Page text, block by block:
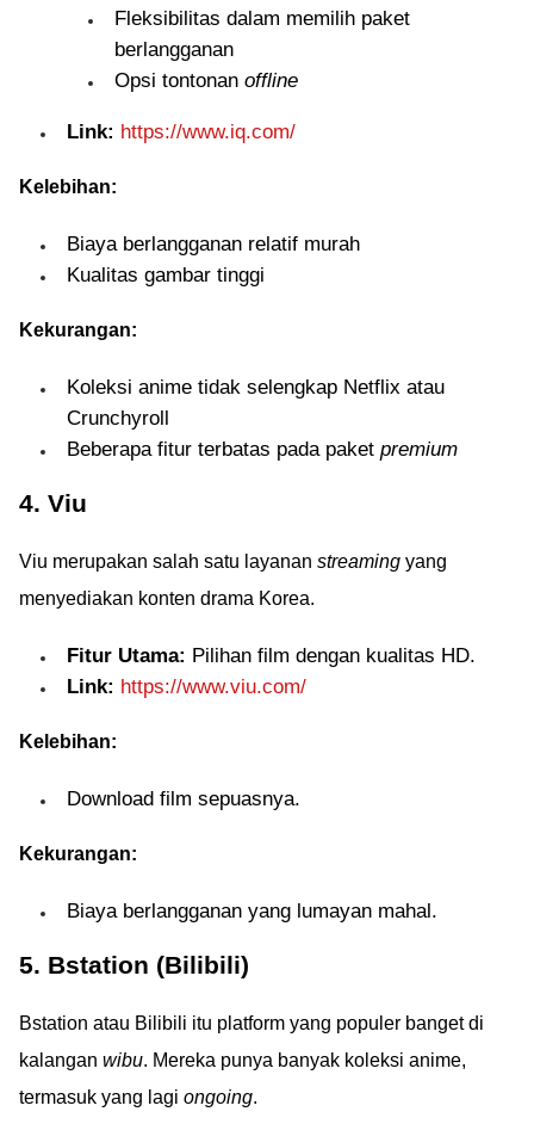
Fleksibilitas dalam memilih paket
berlangganan
Opsi tontonan offline
Link: https://www.iq.com/
Kelebihan:
Biaya berlangganan relatif murah
Kualitas gambar tinggi
Kekurangan:
Koleksi anime tidak selengkap Netflix atau
Crunchyroll
Beberapa fitur terbatas pada paket premium
4. Viu
Viu merupakan salah satu layanan streaming yang
menyediakan konten drama Korea.
Fitur Utama: Pilihan film dengan kualitas HD.
Link: https://www.viu.com/
Kelebihan:
Download film sepuasnya.
Kekurangan:
Biaya berlangganan yang lumayan mahal.
5. Bstation (Bilibili)
Bstation atau Bilibili itu platform yang populer banget di
kalangan wibu. Mereka punya banyak koleksi anime,
termasuk yang lagi ongoing.